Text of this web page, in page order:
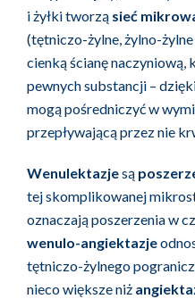
i żyłki tworzą sieć
(tętniczo-żylne, żylno-
cienką ścianę naczyniową,
pewnych substancji –
mogą pośredniczyć w
przepływającą przez nie
Wenulektazjesą
tej skomplikowanej
oznaczają poszerzenia w
wenulo-angiektazje
tętniczo-żylnego
nieco większe niż